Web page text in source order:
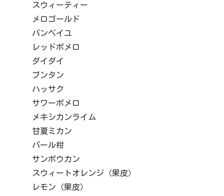
スウィーティー
メロゴールド
バンペイユ
レッドポメロ
ダイダイ
ブンタン
ハッサク
サワーポメロ
メキシカンライム
甘夏ミカン
パール柑
サンポウカン
スウィートオレンジ（果皮）
レモン（果皮）